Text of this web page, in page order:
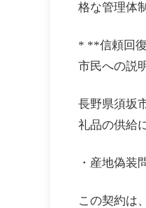
格な管理体
* **信頼回
市民への説
長野県須坂
礼品の供給
・産地偽装
この契約は